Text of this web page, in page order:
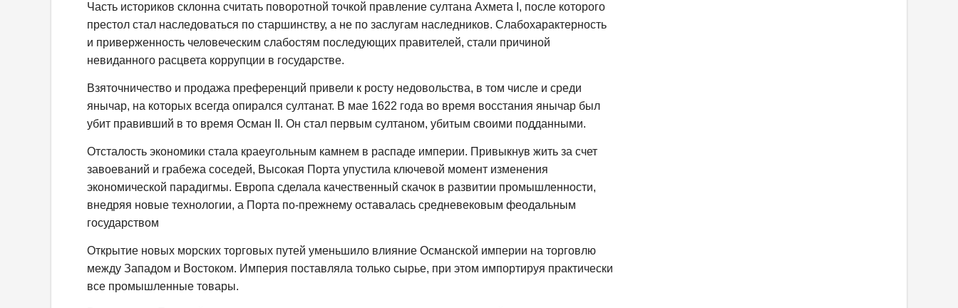
Часть историков склонна считать поворотной точкой правление султана Ахмета I, после которого
престол стал наследоваться по старшинству, а не по заслугам наследников. Слабохарактерность
и приверженность человеческим слабостям последующих правителей, стали причиной
невиданного расцвета коррупции в государстве.
Взяточничество и продажа преференций привели к росту недовольства, в том числе и среди
янычар, на которых всегда опирался султанат. В мае 1622 года во время восстания янычар был
убит правивший в то время Осман II. Он стал первым султаном, убитым своими подданными.
Отсталость экономики стала краеугольным камнем в распаде империи. Привыкнув жить за счет
завоеваний и грабежа соседей, Высокая Порта упустила ключевой момент изменения
экономической парадигмы. Европа сделала качественный скачок в развитии промышленности,
внедряя новые технологии, а Порта по-прежнему оставалась средневековым феодальным
государством
Открытие новых морских торговых путей уменьшило влияние Османской империи на торговлю
между Западом и Востоком. Империя поставляла только сырье, при этом импортируя практически
все промышленные товары.